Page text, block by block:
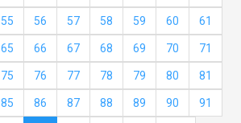
55 56 57 58 59 60 61
65 66 67 68 69 70 71
75 76 77 78 79 80 81
85 86 87 88 89 90 91